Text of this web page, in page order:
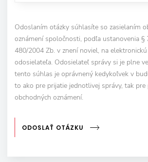
Odoslaním otázky súhlasíte so zasielaním
oznámení spoločnosti, podľa ustanovenia §
480/2004 Zb. v znení noviel, na
odosielateľa. Odosielateľ správy si je plne
tento súhlas je oprávnený kedykoľvek v
to ako pre prijatie jednotlivej správy, tak pre
obchodných oznámení.
ODOSLAŤ OTÁZKU